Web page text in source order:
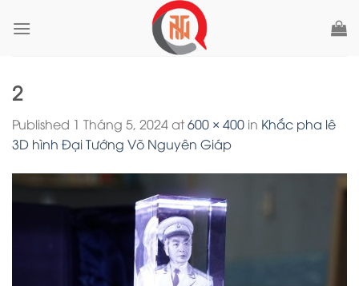
2
Published 1 Tháng 5, 2024at600 × 400 in Khắc pha lê
3D hình Đại Tướng Võ Nguyên Giáp